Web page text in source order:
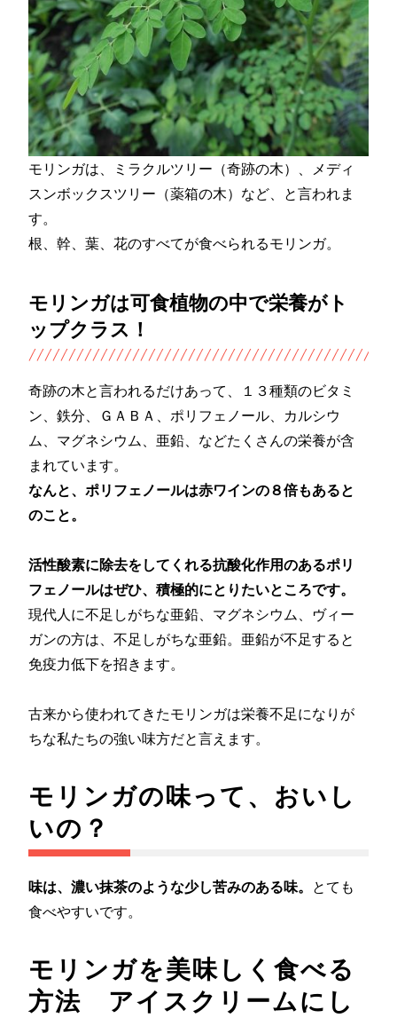
モリンガは、ミラクルツリー（奇跡の木）、メディ
スンボックスツリー（薬箱の木）など、と言われま
す。
根、幹、葉、花のすべてが食べられるモリンガ。
モリンガは可食植物の中で栄養がト
ップクラス！
奇跡の木と言われるだけあって、１３種類のビタミ
ン、鉄分、ＧＡＢＡ、ポリフェノール、カルシウ
ム、マグネシウム、亜鉛、などたくさんの栄養が含
まれています。
なんと、ポリフェノールは赤ワインの８倍もあると
のこと。
活性酸素に除去をしてくれる抗酸化作用のあるポリ
フェノールはぜひ、積極的にとりたいところです。
現代人に不足しがちな亜鉛、マグネシウム、ヴィー
ガンの方は、不足しがちな亜鉛。亜鉛が不足すると
免疫力低下を招きます。
古来から使われてきたモリンガは栄養不足になりが
ちな私たちの強い味方だと言えます。
モリンガの味って、おいし
いの？
味は、濃い抹茶のような少し苦みのある味。 とても
食べやすいです。
モリンガを美味しく食べる
方法 アイスクリームにし